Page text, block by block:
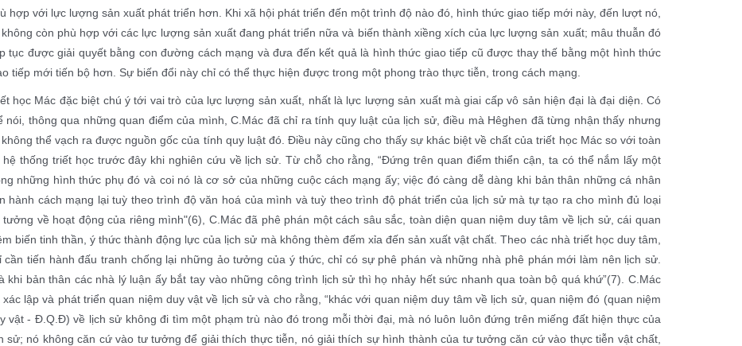
hợp với lực lượng sản xuất phát triển hơn. Khi xã hội phát triển đến một trình độ nào đó, hình thức giao tiếp mới này, đến lượt nó,
không còn phù hợp với các lực lượng sản xuất đang phát triển nữa và biến thành xiềng xích của lực lượng sản xuất; mâu thuẫn đó
tục được giải quyết bằng con đường cách mạng và đưa đến kết quả là hình thức giao tiếp cũ được thay thế bằng một hình thức
tiếp mới tiến bộ hơn. Sự biến đổi này chỉ có thể thực hiện được trong một phong trào thực tiễn, trong cách mạng.
học Mác đặc biệt chú ý tới vai trò của lực lượng sản xuất, nhất là lực lượng sản xuất mà giai cấp vô sản hiện đại là đại diện. Có
nói, thông qua những quan điểm của mình, C.Mác đã chỉ ra tính quy luật của lịch sử, điều mà Hêghen đã từng nhận thấy nhưng
không thể vạch ra được nguồn gốc của tính quy luật đó. Điều này cũng cho thấy sự khác biệt về chất của triết học Mác so với toàn
hệ thống triết học trước đây khi nghiên cứu về lịch sử. Từ chỗ cho rằng, “Đứng trên quan điểm thiển cận, ta có thể nắm lấy một
những hình thức phụ đó và coi nó là cơ sở của những cuộc cách mạng ấy; việc đó càng dễ dàng khi bản thân những cá nhân
hành cách mạng lại tuỳ theo trình độ văn hoá của mình và tuỳ theo trình độ phát triển của lịch sử mà tự tạo ra cho mình đủ loại
tưởng về hoạt động của riêng mình"(6), C.Mác đã phê phán một cách sâu sắc, toàn diện quan niệm duy tâm về lịch sử, cái quan
biến tinh thần, ý thức thành động lực của lịch sử mà không thèm đếm xỉa đến sản xuất vật chất. Theo các nhà triết học duy tâm,
cần tiến hành đấu tranh chống lại những ảo tưởng của ý thức, chỉ có sự phê phán và những nhà phê phán mới làm nên lịch sử.
khi bản thân các nhà lý luận ấy bắt tay vào những công trình lịch sử thì họ nhảy hết sức nhanh qua toàn bộ quá khứ”(7) . C.Mác
xác lập và phát triển quan niệm duy vật về lịch sử và cho rằng, “khác với quan niệm duy tâm về lịch sử, quan niệm đó (quan niệm
vật - Đ.Q.Đ) về lịch sử không đi tìm một phạm trù nào đó trong mỗi thời đại, mà nó luôn luôn đứng trên miếng đất hiện thực của
sử; nó không căn cứ vào tư tưởng để giải thích thực tiễn, nó giải thích sự hình thành của tư tưởng căn cứ vào thực tiễn vật chất,